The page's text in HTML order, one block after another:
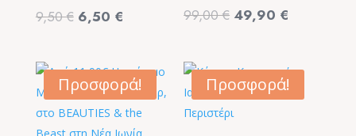
9,50€ Original
9,50 €.
6,50 €
είναι:
6,50 €.
99,00€ Original
99,00 €.
49,90 €
49,90 €.
Προσφορά! Προσφορά!